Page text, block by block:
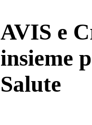
AVIS e
insieme
Salute